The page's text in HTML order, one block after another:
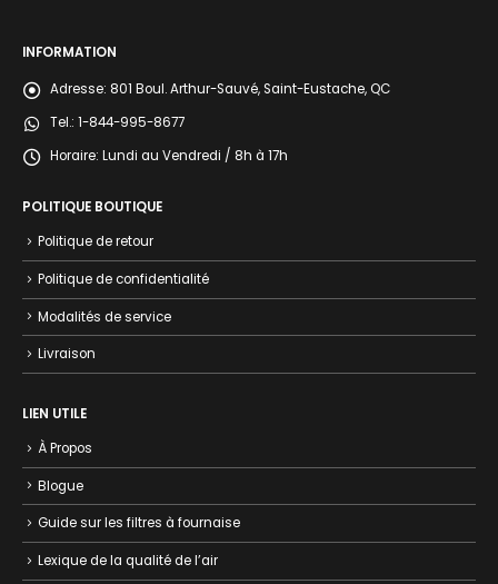
INFORMATION
Adresse: 801 Boul. Arthur-Sauvé, Saint-Eustache, QC
Tel.: 1-844-995-8677
Horaire: Lundi au Vendredi / 8h à 17h
POLITIQUE BOUTIQUE
Politique de retour
Politique de confidentialité
Modalités de service
Livraison
LIEN UTILE
À Propos
Blogue
Guide sur les filtres à fournaise
Lexique de la qualité de l’air